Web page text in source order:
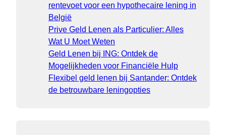
rentevoet voor een hypothecaire lening in
België
Prive Geld Lenen als Particulier: Alles
Wat U Moet Weten
Geld Lenen bij ING: Ontdek de
Mogelijkheden voor Financiële Hulp
Flexibel geld lenen bij Santander: Ontdek
de betrouwbare leningopties